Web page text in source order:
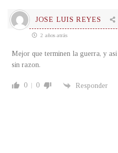
JOSE LUIS REYES
2 años atrás
Mejor que terminen la guerra, y
sin razon.
0 0 Responder